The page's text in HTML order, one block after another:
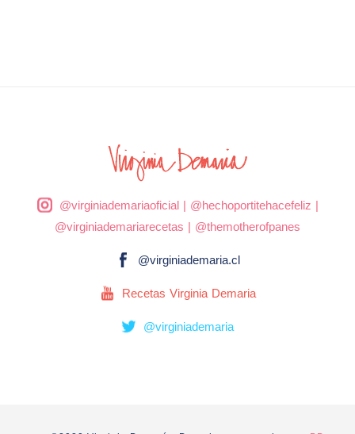
@virginiademariaoficial| @hechoportitehacefeliz |
@virginiademariarecetas | @themotherofpanes
@virginiademaria.cl
Recetas Virginia Demaria
@virginiademaria